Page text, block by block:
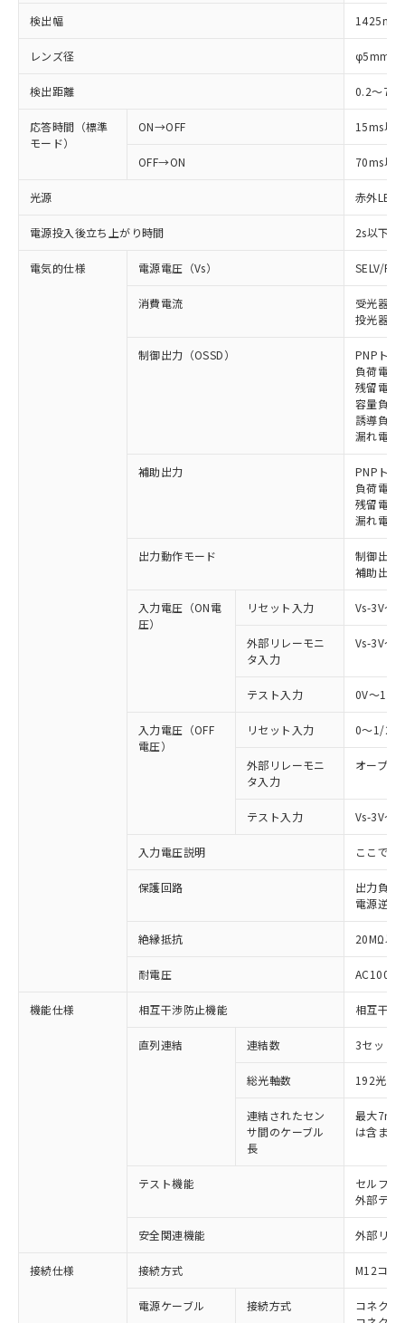
検出幅 1425mm
レンズ径 φ5mm
検出距離 0.2～7m
応答時間（標準
モード）
ON→OFF 15ms以
OFF→ON 70ms以
光源 赤外LED
電源投入後立ち上がり時間 2s以下
電気的仕様 電源電圧（Vs） SELV/
消費電流
受光器:
投光器:
制御出力（OSSD）
PNPトラ
負荷電流
残留電圧
容量負荷
誘導負荷
漏れ電流
補助出力
PNPトラ
負荷電流
残留電圧
漏れ電流
出力動作モード
制御出力
補助出力
入力電圧（ON電
圧）
リセット入力 Vs-3V～
外部リレーモニ
タ入力
Vs-3V～
テスト入力 0V～1/
入力電圧（OFF
電圧）
リセット入力 0～1/
外部リレーモニ
タ入力
オープン
テスト入力 Vs-3V～
入力電圧説明 ここでの
保護回路
出力負荷
電源逆接
絶縁抵抗 20MΩ以
耐電圧
機能仕様 相互干渉防止機能 相互干渉
直列連結 連結数 3セット
総光軸数 192光軸
連結されたセン
サ間のケーブル
長
最大7m
は含まな
テスト機能
セルフテ
外部テス
安全関連機能 外部リレ
接続仕様 接続方式 M12コネ
電源ケーブル 接続方式
コネクタ
以下の条件をお読みいただき、同意のうえ
対応済み：EU RoHS指令（10物質）の
非含有に対応した製品が提供可能な商品で
非含有に非対応の商品で、対応品を出す予
調査・確認中：EU RoHS指令（10物質）の